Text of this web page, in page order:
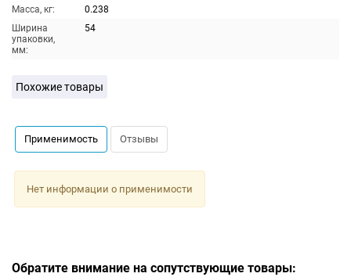
Масса, кг:
0.238
Ширина
упаковки,
мм:
54
Похожие товары
Применимость Отзывы
Нет информации о применимости
Обратите внимание на сопутствующие товары: